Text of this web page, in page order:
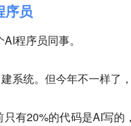
序员
程序员同事。
系统。但今年不一样了，
有20%的代码是AI写的